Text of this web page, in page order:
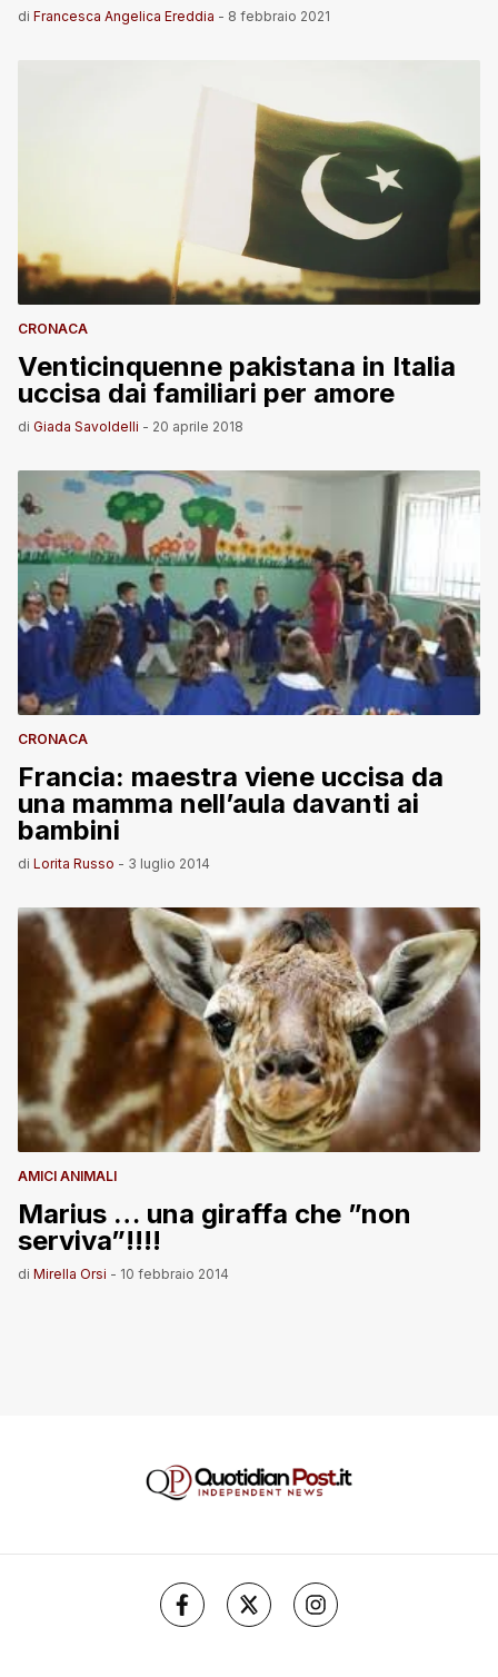
di Francesca Angelica Ereddia - 8 febbraio 2021
CRONACA
Venticinquenne pakistana in Italia
uccisa dai familiari per amore
di Giada Savoldelli - 20 aprile 2018
CRONACA
Francia: maestra viene uccisa da
una mamma nell’aula davanti ai
bambini
di Lorita Russo - 3 luglio 2014
AMICI ANIMALI
Marius … una giraffa che ”non
serviva”!!!!
di Mirella Orsi - 10 febbraio 2014